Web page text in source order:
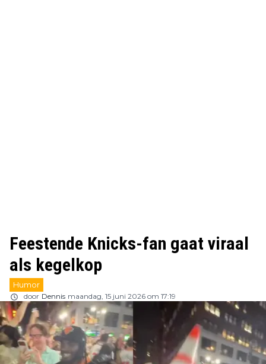
Feestende Knicks-fan gaat viraal
als kegelkop
Humor
door Dennis maandag, 15 juni 2026 om 17:19